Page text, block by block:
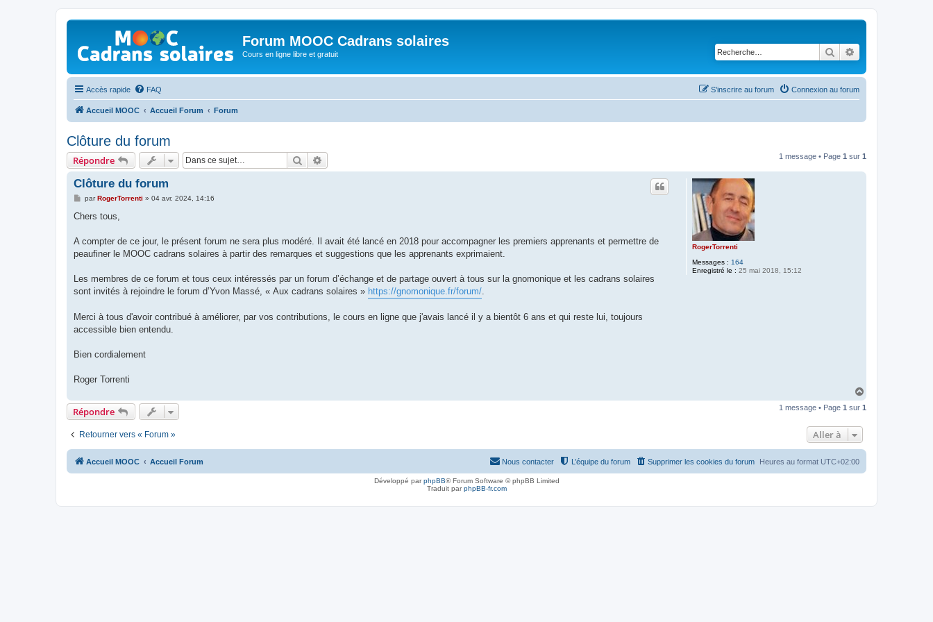
Forum MOOC Cadrans solaires
Cours en ligne libre et gratuit Rechercher
Accès rapide FAQ Connexion au forum
S’inscrire au forum
Accueil MOOC Accueil Forum Forum
Clôture du forum
Répondre Rechercher 1 message • Page 1 sur 1
RogerTorrenti
Messages : 164
Enregistré le : 25 mai 2018, 15:12
Clôture du forum
M
s
g
parRogerTorrenti » 04 avr. 2024, 14:16
Chers tous,
A compter de ce jour, le présent forum ne sera plus modéré. Il avait été lancé en 2018 pour accompagner les premiers apprenants et permettre de
peaufiner le MOOC cadrans solaires à partir des remarques et suggestions que les apprenants exprimaient.
Les membres de ce forum et tous ceux intéressés par un forum d’échange et de partage ouvert à tous sur la gnomonique et les cadrans solaires
sont invités à rejoindre le forum d’Yvon Massé, « Aux cadrans solaires » https://gnomonique.fr/forum/
Merci à tous d'avoir contribué à améliorer, par vos contributions, le cours en ligne que j'avais lancé il y a bientôt 6 ans et qui reste lui, toujours
accessible bien entendu.
Bien cordialement
Roger Torrenti
u
Répondre 1 message • Page 1 sur 1
Retourner vers « Forum » Aller à
Accueil MOOC Accueil Forum Heures au format UTC+02:00
Supprimer les cookies du forum
L’équipe du forum
Nous contacter
Développé parphpBB® Forum Software © phpBB Limited
Traduit parphpBB-fr.com